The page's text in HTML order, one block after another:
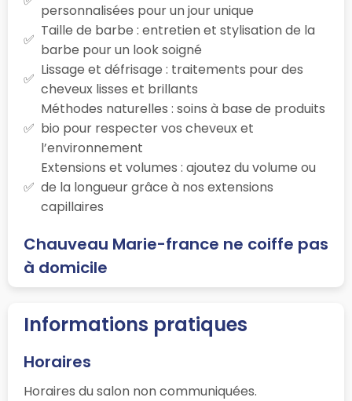
personnalisées pour un jour unique
Taille de barbe : entretien et stylisation de la
barbe pour un look soigné
Lissage et défrisage : traitements pour des
cheveux lisses et brillants
Méthodes naturelles : soins à base de produits
bio pour respecter vos cheveux et
l’environnement
Extensions et volumes : ajoutez du volume ou
de la longueur grâce à nos extensions
capillaires
Chauveau Marie-france ne coiffe pas
à domicile
Informations pratiques
Horaires
Horaires du salon non communiquées.